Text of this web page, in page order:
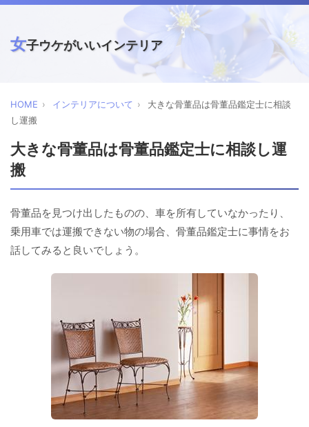
女子ウケがいいインテリア
HOME インテリアについて
大きな骨董品は骨董品鑑定士に相談
し運搬
大きな骨董品は骨董品鑑定士に相談し運
搬
骨董品を見つけ出したものの、車を所有していなかったり、
乗用車では運搬できない物の場合、骨董品鑑定士に事情をお
話してみると良いでしょう。